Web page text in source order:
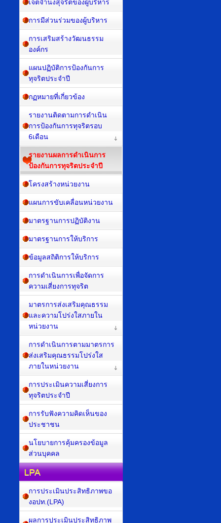
เจตจำนงสุจริตของผู้บริหาร
การมีส่วนร่วมของผู้บริหาร
การเสริมสร้างวัฒนธรรม
องค์กร
แผนปฏิบัติการป้องกันการ
ทุจริตประจำปี
กฏหมายที่เกี่ยวข้อง
รายงานติดตามการดำเนิน
การป้องกันการทุจริตรอบ
6เดือน
รายงานผลการดำเนินการ
ป้องกันการทุจริตประจำปี
โครงสร้างหน่วยงาน
แผนการขับเคลื่อนหน่วยงาน
มาตรฐานการปฏิบัติงาน
มาตรฐานการให้บริการ
ข้อมูลสถิติการให้บริการ
การดำเนินการเพื่อจัดการ
ความเสี่ยงการทุจริต
มาตรการส่งเสริมคุณธรรม
และความโปร่งใสภายใน
หน่วยงาน
การดำเนินการตามมาตรการ
ส่งเสริมคุณธรรมโปร่งใส
ภายในหน่วยงาน
การประเมินความเสี่ยงการ
ทุจริตประจำปี
การรับฟังความคิดเห็นของ
ประชาชน
นโยบายการคุ้มครองข้อมูล
ส่วนบุคคล
LPA
การประเมินประสิทธิภาพขอ
งอปท.(LPA)
ผลการประเมินประสิทธิภาพ